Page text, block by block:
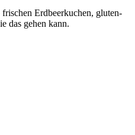
Erd­beer­ku­chen, glu­ten­
das gehen kann.